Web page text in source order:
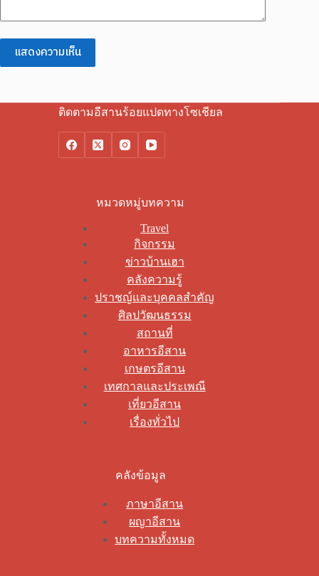
แสดงความเห็น
ติดตามอีสานร้อยแปดทางโซเชียล
หมวดหมู่บทความ
Travel
กิจกรรม
ข่าวบ้านเฮา
คลังความรู้
ปราชญ์และบุคคลสำคัญ
ศิลปวัฒนธรรม
สถานที่
อาหารอีสาน
เกษตรอีสาน
เทศกาลและประเพณี
เที่ยวอีสาน
เรื่องทั่วไป
คลังข้อมูล
ภาษาอีสาน
ผญาอีสาน
บทความทั้งหมด